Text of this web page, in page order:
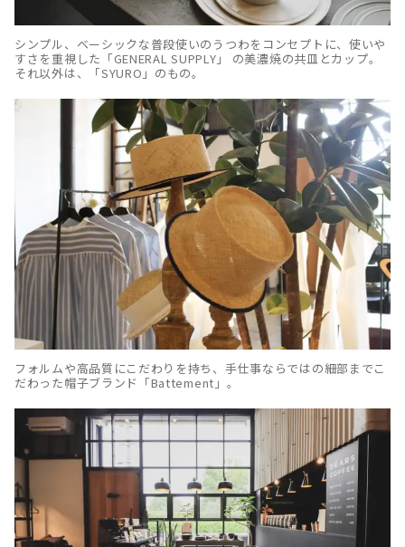
シンプル、ベーシックな普段使いのうつわをコンセプトに、使いや
すさを重視した「GENERAL SUPPLY」 の美濃焼の共皿とカップ。
それ以外は、「SYURO」のもの。
フォルムや高品質にこだわりを持ち、手仕事ならではの細部までこ
だわった帽子ブランド「Battement」。